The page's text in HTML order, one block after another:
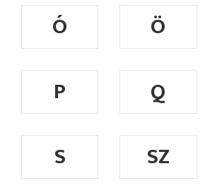
Ó
Ö
P
Q
S
SZ